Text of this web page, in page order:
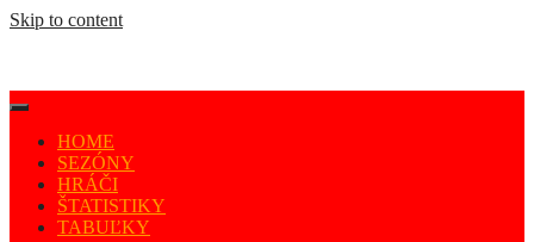
Skip to content
HOME
SEZÓNY
HRÁČI
ŠTATISTIKY
TABUĽKY